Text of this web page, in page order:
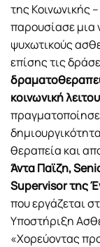
της Κοινωνικής
παρουσίασε μια
ψυχωτικούς
επίσης τις
κοινωνική
θεραπεία και
Άντα Παϊζη,
Supervisor της
που εργάζεται
Υποστήριξη
«Χορεύοντας